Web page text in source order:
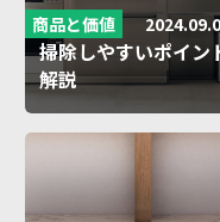
商品と価値
掃除しやすいポイン
解説
クリナッ…